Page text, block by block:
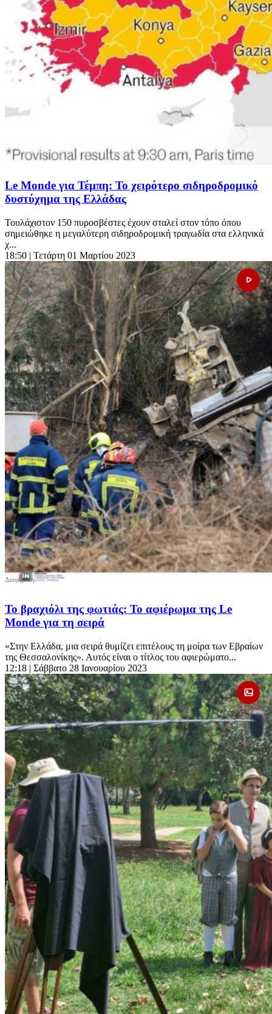
Le Monde για Τέμπη: Το χειρότερο σιδηροδρομικό
δυστύχημα της Ελλάδας
Τουλάχιστον 150 πυροσβέστες έχουν σταλεί στον τόπο όπου
σημειώθηκε η μεγαλύτερη σιδηροδρομική τραγωδία στα ελληνικά
χ...
18:50 | Τετάρτη 01 Μαρτίου 2023
Το βραχιόλι της φωτιάς: Το αφιέρωμα της Le
Monde για τη σειρά
«Στην Ελλάδα, μια σειρά θυμίζει επιτέλους τη μοίρα των Εβραίων
της Θεσσαλονίκης». Αυτός είναι ο τίτλος του αφιερώματο...
12:18 | Σάββατο 28 Ιανουαρίου 2023